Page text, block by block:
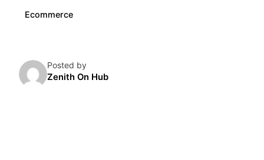
Ecommerce
Posted by
Zenith On Hub